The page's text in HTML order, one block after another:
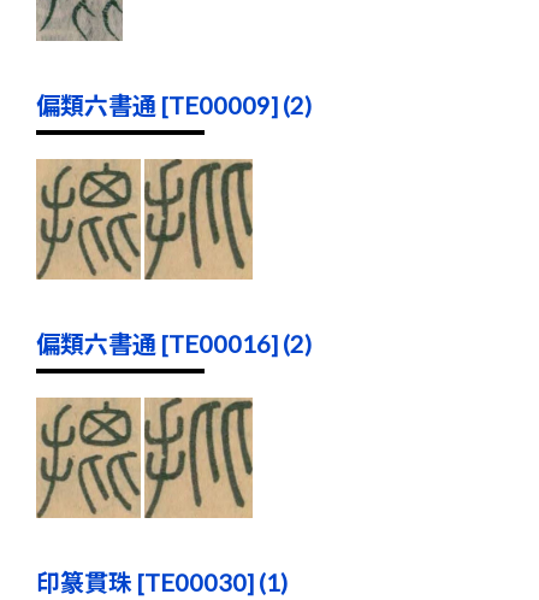
偏類六書通 [TE00009] (2)
偏類六書通 [TE00016] (2)
印篆貫珠 [TE00030] (1)